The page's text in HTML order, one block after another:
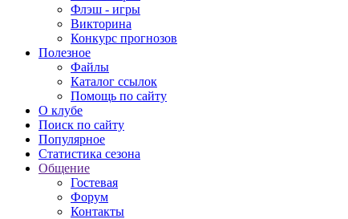
Флэш - игры
Викторина
Конкурс прогнозов
Полезное
Файлы
Каталог ссылок
Помощь по сайту
О клубе
Поиск по сайту
Популярное
Статистика сезона
Общение
Гостевая
Форум
Контакты